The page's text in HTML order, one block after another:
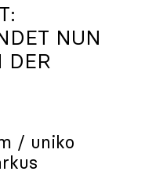
NUN
DER
/ uniko